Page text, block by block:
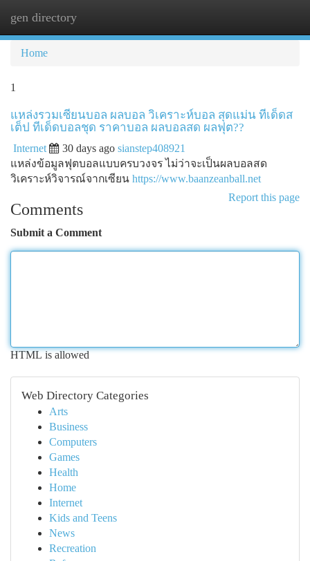
gen directory
Home
1
แหล่งรวมเซียนบอล ผลบอล วิเคราะห์บอล สุดแม่น ทีเด็ดส
เต็ป ทีเด็ดบอลชุด ราคาบอล ผลบอลสด ผลฟุต??
Internet 30 days ago sianstep408921
แหล่งข้อมูลฟุตบอลแบบครบวงจร ไม่ว่าจะเป็นผลบอลสด
วิเคราะห์วิจารณ์จากเซียน https://www.baanzeanball.net
Report this page
Comments
Submit a Comment
HTML is allowed
Web Directory Categories
Arts
Business
Computers
Games
Health
Home
Internet
Kids and Teens
News
Recreation